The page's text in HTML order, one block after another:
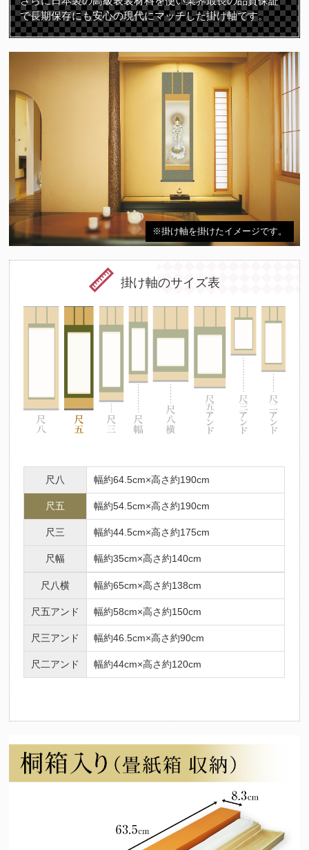
で長期保存にも安心の現代にマッチした掛け軸です。
※掛け軸を掛けたイメージです。
掛け軸のサイズ表
尺八 幅約64.5cm×高さ約190cm
尺五 幅約54.5cm×高さ約190cm
尺三 幅約44.5cm×高さ約175cm
尺幅 幅約35cm×高さ約140cm
尺八横 幅約65cm×高さ約138cm
尺五アンド 幅約58cm×高さ約150cm
尺三アンド 幅約46.5cm×高さ約90cm
尺二アンド 幅約44cm×高さ約120cm